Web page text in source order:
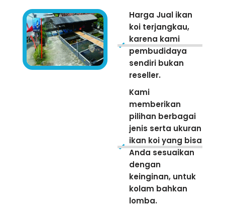
Harga Jual ikan
koi terjangkau,
karena kami
pembudidaya
sendiri bukan
reseller.
Kami
memberikan
pilihan berbagai
jenis serta ukuran
ikan koi yang bisa
Anda sesuaikan
dengan
keinginan, untuk
kolam bahkan
lomba.